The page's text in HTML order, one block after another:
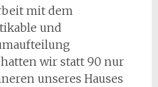
mit dem
und
wir statt 90 nur
unseres Hauses